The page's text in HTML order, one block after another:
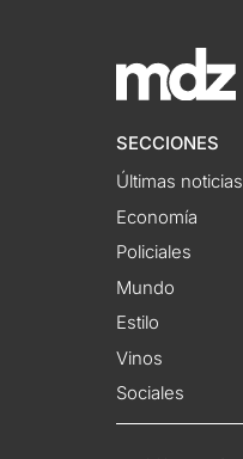
SECCIONES
Últimas noticias
Economía
Policiales
Mundo
Estilo
Vinos
Sociales